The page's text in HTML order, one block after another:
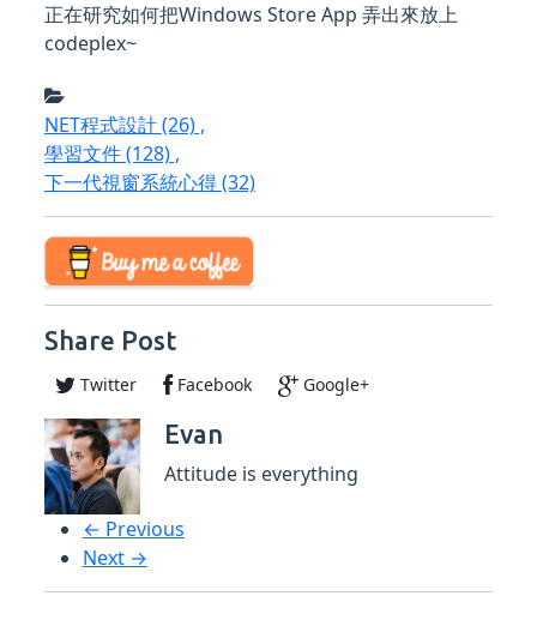
正在研究如何把Windows Store App 弄出來放上
codeplex~
NET程式設計(26),
學習文件(128),
下一代視窗系統心得(32)
Share Post
Twitter Facebook Google+
Evan
Attitude is everything
← Previous
Next →